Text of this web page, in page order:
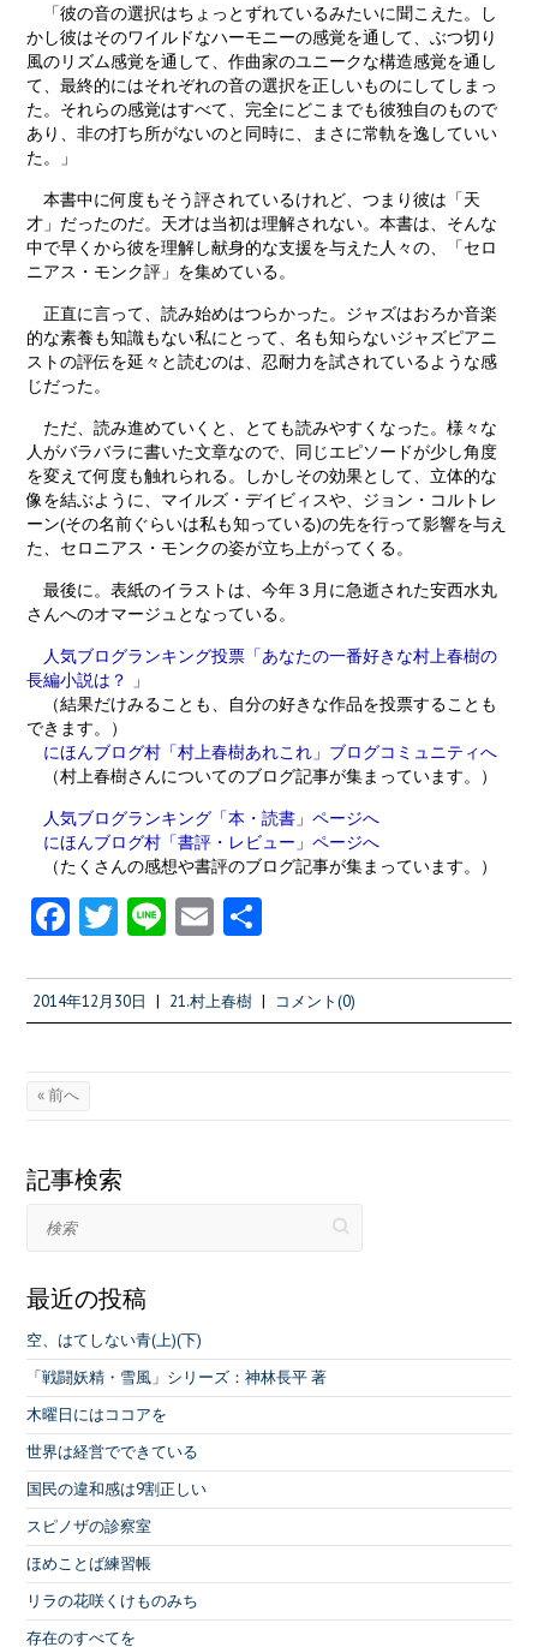
「彼の音の選択はちょっとずれているみたいに聞こえた。し
かし彼はそのワイルドなハーモニーの感覚を通して、ぶつ切り
風のリズム感覚を通して、作曲家のユニークな構造感覚を通し
て、最終的にはそれぞれの音の選択を正しいものにしてしまっ
た。それらの感覚はすべて、完全にどこまでも彼独自のもので
あり、非の打ち所がないのと同時に、まさに常軌を逸していい
た。」
本書中に何度もそう評されているけれど、つまり彼は「天
才」だったのだ。天才は当初は理解されない。本書は、そんな
中で早くから彼を理解し献身的な支援を与えた人々の、「セロ
ニアス・モンク評」を集めている。
正直に言って、読み始めはつらかった。ジャズはおろか音楽
的な素養も知識もない私にとって、名も知らないジャズピアニ
ストの評伝を延々と読むのは、忍耐力を試されているような感
じだった。
ただ、読み進めていくと、とても読みやすくなった。様々な
人がバラバラに書いた文章なので、同じエピソードが少し角度
を変えて何度も触れられる。しかしその効果として、立体的な
像を結ぶように、マイルズ・デイビィスや、ジョン・コルトレ
ーン(その名前ぐらいは私も知っている)の先を行って影響を与え
た、セロニアス・モンクの姿が立ち上がってくる。
最後に。表紙のイラストは、今年３月に急逝された安西水丸
さんへのオマージュとなっている。
人気ブログランキング投票「あなたの一番好きな村上春樹の
長編小説は？ 」
（結果だけみることも、自分の好きな作品を投票することも
できます。）
にほんブログ村「村上春樹あれこれ」ブログコミュニティへ
（村上春樹さんについてのブログ記事が集まっています。）
人気ブログランキング「本・読書」ページへ
にほんブログ村「書評・レビュー」ページへ
（たくさんの感想や書評のブログ記事が集まっています。）
Fa
b
o
k
T
itt
er
Li
e
E
ai
l
2014年12月30日 | 21.村上春樹 | コメント(0)
« 前へ
記事検索
最近の投稿
空、はてしない青(上)(下)
「戦闘妖精・雪風」シリーズ：神林長平 著
木曜日にはココアを
世界は経営でできている
国民の違和感は9割正しい
スピノザの診察室
ほめことば練習帳
リラの花咲くけものみち
存在のすべてを